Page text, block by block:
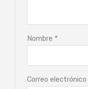
Nombre *
Correo electrónico